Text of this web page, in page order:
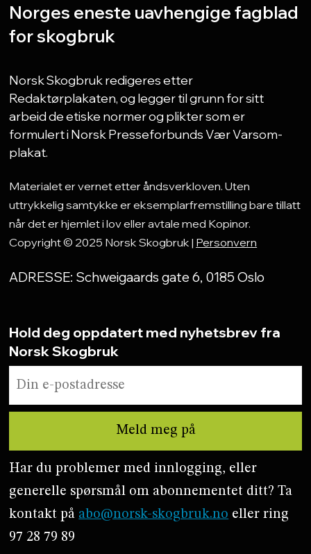
Norges eneste uavhengige fagblad
for skogbruk
Norsk Skogbruk redigeres etter
Redaktørplakaten, og legger til grunn for sitt
arbeid de etiske normer og plikter som er
formulert i Norsk Presseforbunds Vær Varsom-
plakat.
Materialet er vernet etter åndsverkloven. Uten
uttrykkelig samtykke er eksemplarfremstilling bare tillatt
når det er hjemlet i lov eller avtale med Kopinor.
Copyright © 2025 Norsk Skogbruk | Personvern
ADRESSE: Schweigaards gate 6, 0185 Oslo
Hold deg oppdatert med nyhetsbrev fra
Norsk Skogbruk
Har du problemer med innlogging, eller
generelle spørsmål om abonnementet ditt? Ta
kontakt på abo@norsk-skogbruk.no eller ring
97 28 79 89